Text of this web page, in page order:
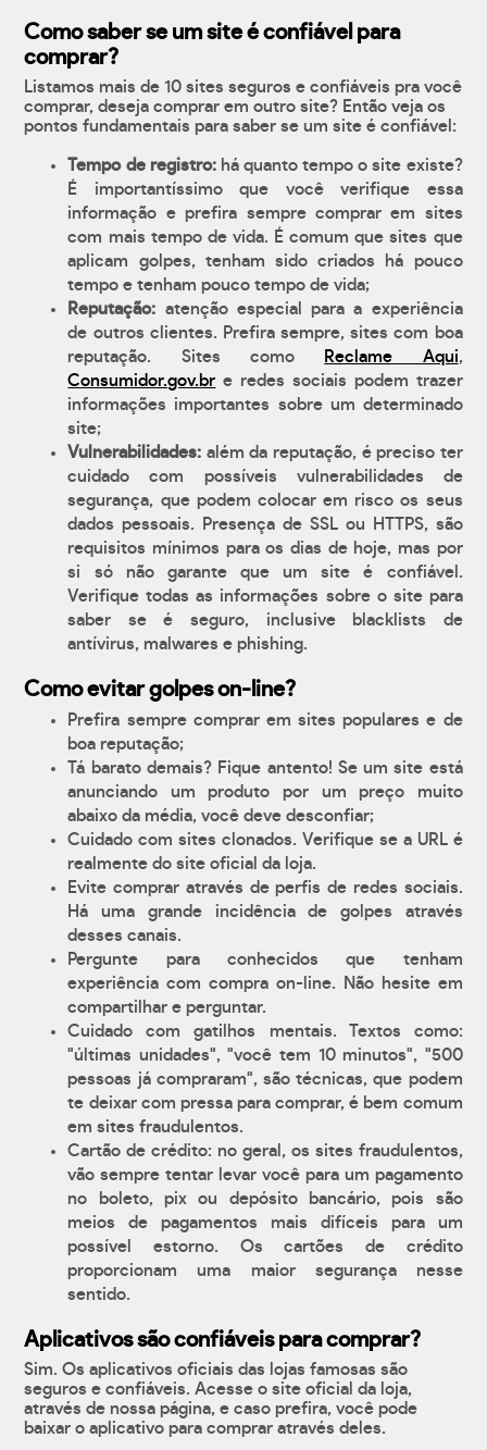
Como saber se um site é confiável para
comprar?
Listamos mais de 10 sites seguros e confiáveis pra você
comprar, deseja comprar em outro site? Então veja os
pontos fundamentais para saber se um site é confiável:
Tempo de registro:há quanto tempo o site existe?
É importantíssimo que você verifique essa
informação e prefira sempre comprar em sites
com mais tempo de vida. É comum que sites que
aplicam golpes, tenham sido criados há pouco
tempo e tenham pouco tempo de vida;
Reputação: atenção especial para a experiência
de outros clientes. Prefira sempre, sites com boa
reputação. Sites como
Reclame Aqui,
Consumidor.gov.br e redes sociais podem trazer
informações importantes sobre um determinado
site;
Vulnerabilidades: além da reputação, é preciso ter
cuidado com possíveis vulnerabilidades de
segurança, que podem colocar em risco os seus
dados pessoais. Presença de SSL ou HTTPS, são
requisitos mínimos para os dias de hoje, mas por
si só não garante que um site é confiável.
Verifique todas as informações sobre o site para
saber se é seguro, inclusive blacklists de
antívirus, malwares e phishing.
Como evitar golpes on-line?
Prefira sempre comprar em sites populares e de
boa reputação;
Tá barato demais? Fique antento! Se um site está
anunciando um produto por um preço muito
abaixo da média, você deve desconfiar;
Cuidado com sites clonados. Verifique se a URL é
realmente do site oficial da loja.
Evite comprar através de perfis de redes sociais.
Há uma grande incidência de golpes através
desses canais.
Pergunte para conhecidos que tenham
experiência com compra on-line. Não hesite em
compartilhar e perguntar.
Cuidado com gatilhos mentais. Textos como:
"últimas unidades", "você tem 10 minutos", "500
pessoas já compraram", são técnicas, que podem
te deixar com pressa para comprar, é bem comum
em sites fraudulentos.
Cartão de crédito: no geral, os sites fraudulentos,
vão sempre tentar levar você para um pagamento
no boleto, pix ou depósito bancário, pois são
meios de pagamentos mais difíceis para um
possível estorno. Os cartões de crédito
proporcionam uma maior segurança nesse
sentido.
Aplicativos são confiáveis para comprar?
Sim. Os aplicativos oficiais das lojas famosas são
seguros e confiáveis. Acesse o site oficial da loja,
através de nossa página, e caso prefira, você pode
baixar o aplicativo para comprar através deles.